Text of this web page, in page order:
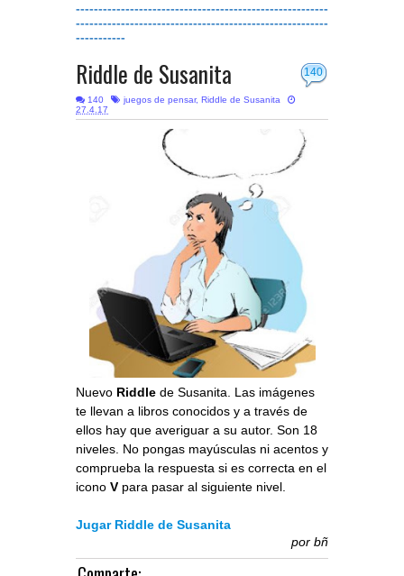
--------------------------------------------------------
--------------------------------------------------------
-----------
140
Riddle de Susanita
140 juegos de pensar, Riddle de Susanita
27.4.17
Nuevo Riddle de Susanita. Las imágenes
te llevan a libros conocidos y a través de
ellos hay que averiguar a su autor. Son 18
niveles. No pongas mayúsculas ni acentos y
comprueba la respuesta si es correcta en el
icono V para pasar al siguiente nivel.
Jugar Riddle de Susanita
por bñ